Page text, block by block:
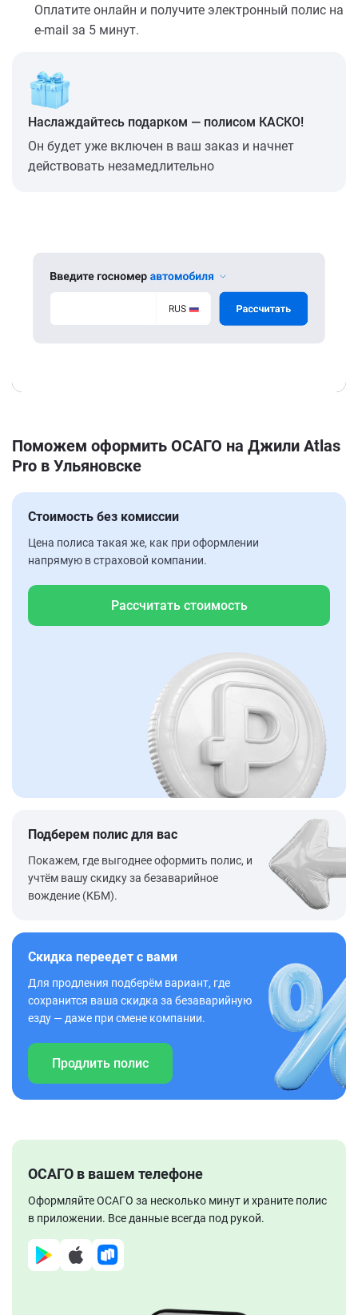
Оплатите онлайн и получите электронный полис на
e-mail за 5 минут.
Наслаждайтесь подарком — полисом КАСКО!
Он будет уже включен в ваш заказ и начнет
действовать незамедлительно
Поможем оформить ОСАГО на Джили Atlas
Pro в Ульяновске
Стоимость без комиссии
Цена полиса такая же, как при оформлении
напрямую в страховой компании.
Рассчитать стоимость
Подберем полис для вас
Покажем, где выгоднее оформить полис, и
учтём вашу скидку за безаварийное
вождение (КБМ).
Скидка переедет с вами
Для продления подберём вариант, где
сохранится ваша скидка за безаварийную
езду — даже при смене компании.
Продлить полис
ОСАГО в вашем телефоне
Оформляйте ОСАГО за несколько минут и храните полис
в приложении. Все данные всегда под рукой.